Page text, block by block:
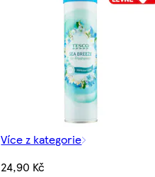
Více z kategorie
24,90 Kč